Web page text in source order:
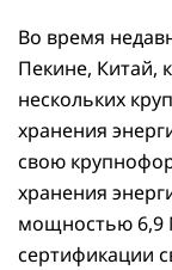
Во время
Пекине, Китай,
нескольких
хранения
свою
хранения
мощностью 6,9
сертификации